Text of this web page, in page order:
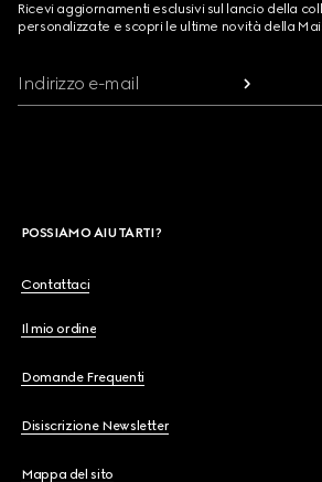
Ricevi aggiornamenti esclusivi sul lancio della
personalizzate e scopri le ultime novità della
Indirizzo e-mail
POSSIAMO AIUTARTI?
Contattaci
Il mio ordine
Domande Frequenti
Disiscrizione Newsletter
Mappa del sito